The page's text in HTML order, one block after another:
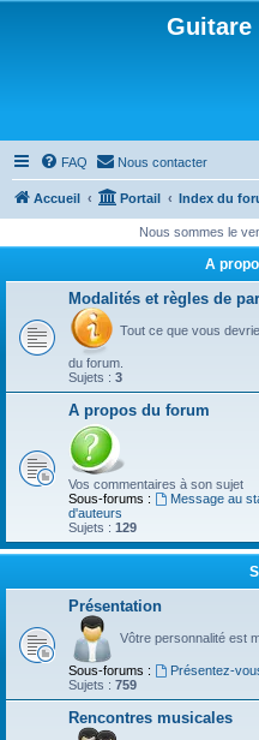
Guitare
FAQ Nous contacter
Accueil Portail Index du
Nous sommes le
A
Modalités et règles de
Tout ce que vous
du forum.
Sujets : 3
A propos du forum
Vos commentaires à son sujet
Sous-forums :
Message au
d'auteurs
Sujets : 129
Présentation
Vôtre personnalité est
Sous-forums : Présentez-
Sujets : 759
Rencontres musicales